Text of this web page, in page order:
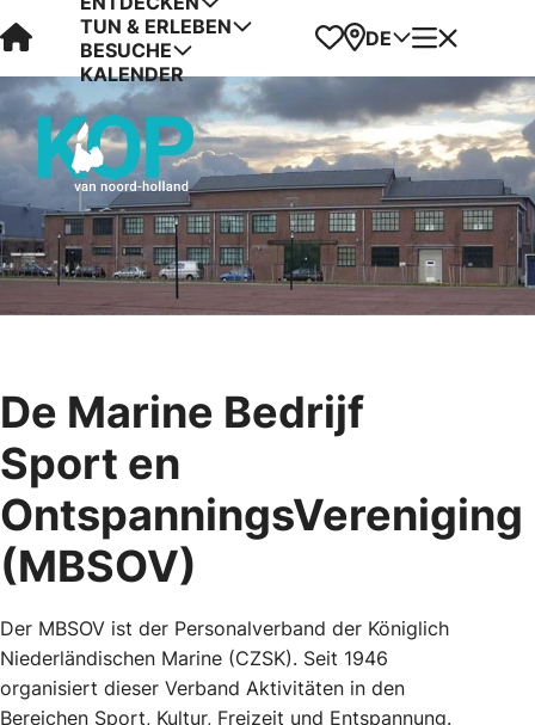
Visit Kop van Holland
TUN & ERLEBEN
BESUCHE
KALENDER
Favoriten
Karte
DE Menü
De Marine Bedrijf
Sport en
OntspanningsVereniging
(MBSOV)
Der MBSOV ist der Personalverband der Königlich
Niederländischen Marine (CZSK). Seit 1946
organisiert dieser Verband Aktivitäten in den
Bereichen Sport, Kultur, Freizeit und Entspannung.